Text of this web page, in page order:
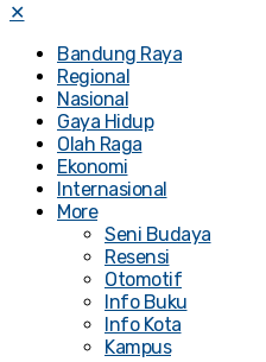
✕
Bandung Raya
Regional
Nasional
Gaya Hidup
Olah Raga
Ekonomi
Internasional
More
Seni Budaya
Resensi
Otomotif
Info Buku
Info Kota
Kampus